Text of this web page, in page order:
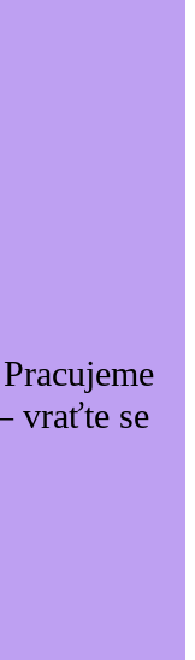
vraťte se